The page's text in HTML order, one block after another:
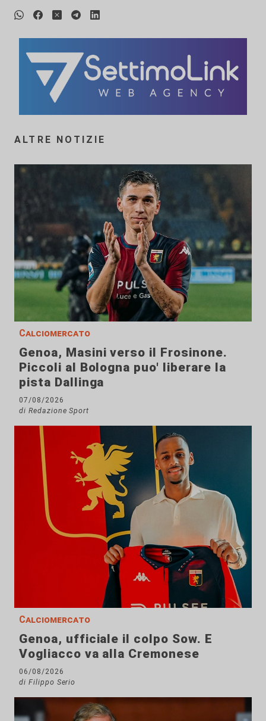
ALTRE NOTIZIE
Calciomercato
Genoa, Masini verso il Frosinone.
Piccoli al Bologna puo' liberare la
pista Dallinga
07/08/2026
di Redazione Sport
Calciomercato
Genoa, ufficiale il colpo Sow. E
Vogliacco va alla Cremonese
06/08/2026
di Filippo Serio